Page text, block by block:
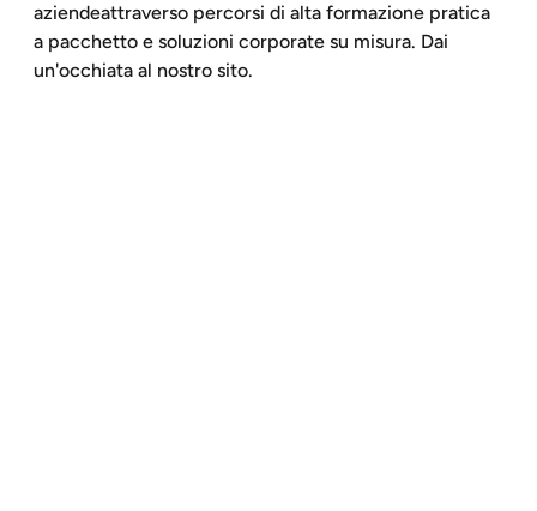
aziendeattraverso percorsi di alta formazione pratica
a pacchetto e soluzioni corporate su misura. Dai
un'occhiata al nostro sito.